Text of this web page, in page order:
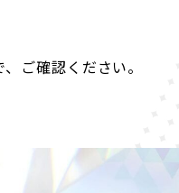
ご確認ください。